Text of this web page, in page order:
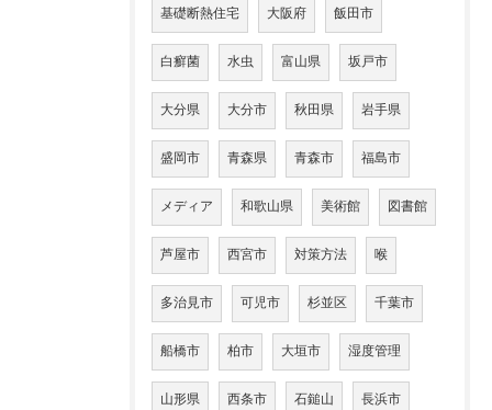
基礎断熱住宅 大阪府 飯田市
白癬菌 水虫 富山県 坂戸市
大分県 大分市 秋田県 岩手県
盛岡市 青森県 青森市 福島市
メディア 和歌山県 美術館 図書館
芦屋市 西宮市 対策方法 喉
多治見市 可児市 杉並区 千葉市
船橋市 柏市 大垣市 湿度管理
山形県 西条市 石鎚山 長浜市